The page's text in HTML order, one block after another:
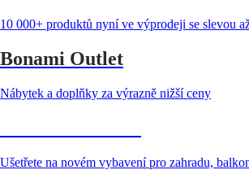
10 000+ produktů nyní ve výprodeji se slevou
Bonami Outlet
Nábytek a doplňky za výrazně nižší ceny
Ušetřete na novém vybavení pro zahradu,